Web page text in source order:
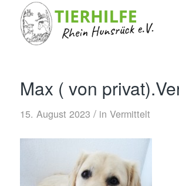
Max ( von
15. August 2023 / in Vermittelt